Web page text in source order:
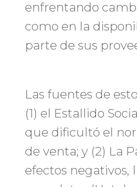
enfrentando
como en la
parte de sus
Las fuentes de
(1) el Estallido
que dificultó el
de venta; y (2) La
efectos negativos,